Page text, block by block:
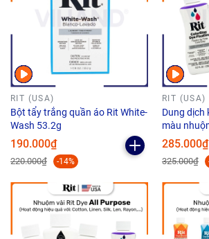
RIT (USA)
Bột tẩy trắng quần áo Rit White-
Wash 53.2g
190.000₫
220.000₫ -14%
RIT (USA)
Dung dịch
màu
Fixative -
285.000₫
325.000₫